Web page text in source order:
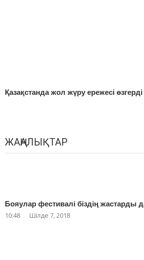
Қазақстанда жол жүру ережесі өзгерді
ЖАҢАЛЫҚТАР
Бояулар фестивалі біздің жастарды
10:48 Шілде 7, 2018